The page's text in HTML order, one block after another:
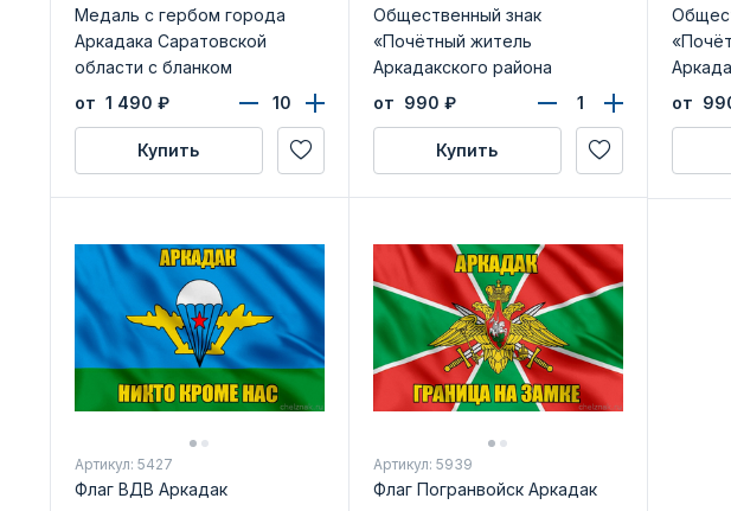
Медаль с гербом города
Аркадака Саратовской
области с бланком
удостоверения
от 1 490 ₽
Купить
Общественный знак
«Почётный житель
Аркадакского района
Саратовской области»
от 990 ₽
Купить
от
Артикул: 5427
Флаг ВДВ Аркадак
Артикул: 5939
Флаг Погранвойск Аркадак